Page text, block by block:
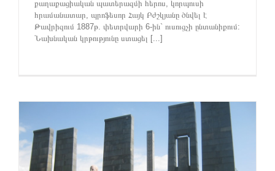
քաղաքացիական պատերազմի հերոս, կորպուսի
հրամանատար, պրոֆեսոր Հայկ Բժշկյանը ծնվել է
Թավրիզում 1887թ. փետրվարի 6-ին` ուսուցչի ընտանիքում:
Նախնական կրթությունը ստացել [...]